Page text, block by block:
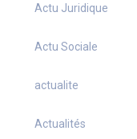
Actu Juridique
Actu Sociale
actualite
Actualités